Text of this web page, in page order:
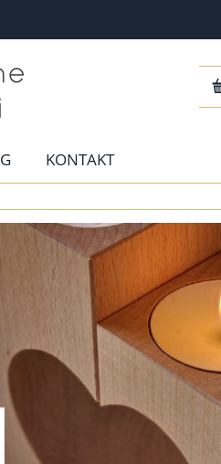
KONTAKT